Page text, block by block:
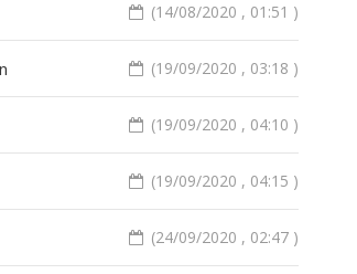
(14/08/2020 , 01:51 )
(19/09/2020 , 03:18 )
(19/09/2020 , 04:10 )
(19/09/2020 , 04:15 )
(24/09/2020 , 02:47 )